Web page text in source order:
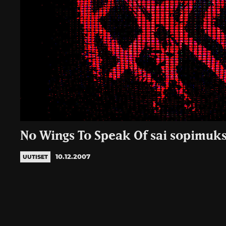
No Wings To Speak Of sai
UUTISET 10.12.2007